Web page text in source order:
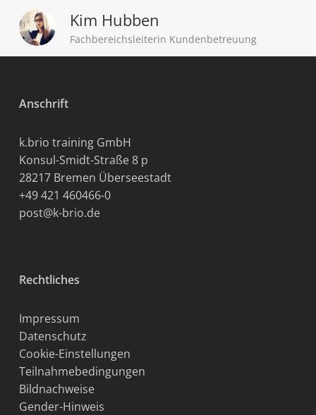
Kim Hubben
Fachbereichsleiterin Kundenbetreuung
Anschrift
k.brio training GmbH
Konsul-Smidt-Straße 8 p
28217 Bremen Überseestadt
+49 421 460466-0
post@k-brio.de
Rechtliches
Impressum
Datenschutz
Cookie-Einstellungen
Teilnahmebedingungen
Bildnachweise
Gender-Hinweis